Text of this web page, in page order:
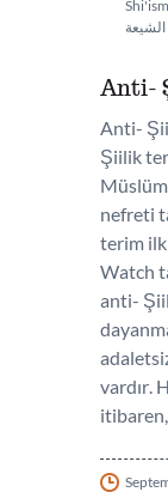
Shi'ism
Anti-
Anti-
Şiilik
nefreti
terim ilk
Watch
anti-
vardır.